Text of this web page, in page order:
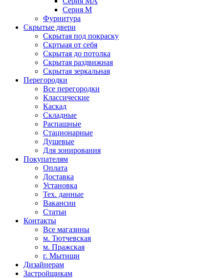
Серия M
Фурнитура
Скрытые двери
Скрытая под покраску
Скртыая от себя
Скрытая до потолка
Скрытая раздвижная
Скрытая зеркальная
Перегородки
Все перегородки
Классические
Каскад
Складные
Распашные
Стационарные
Душевые
Для зонирования
Покупателям
Оплата
Доставка
Установка
Тех. данные
Вакансии
Статьи
Контакты
Все магазины
м. Тютчевская
м. Пражская
г. Мытищи
Дизайнерам
Застройщикам